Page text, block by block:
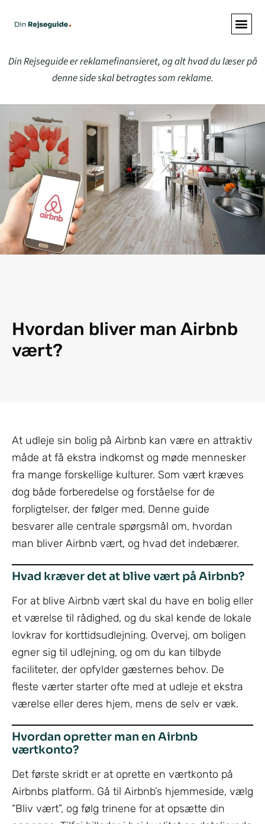
Din Rejseguide er reklamefinansieret, og alt hvad du læser på
denne side skal betragtes som reklame.
Hvordan bliver man Airbnb
vært?
At udleje sin bolig på Airbnb kan være en attraktiv
måde at få ekstra indkomst og møde mennesker
fra mange forskellige kulturer. Som vært kræves
dog både forberedelse og forståelse for de
forpligtelser, der følger med. Denne guide
besvarer alle centrale spørgsmål om, hvordan
man bliver Airbnb vært, og hvad det indebærer.
Hvad kræver det at blive vært på Airbnb?
For at blive Airbnb vært skal du have en bolig eller
et værelse til rådighed, og du skal kende de lokale
lovkrav for korttidsudlejning. Overvej, om boligen
egner sig til udlejning, og om du kan tilbyde
faciliteter, der opfylder gæsternes behov. De
fleste værter starter ofte med at udleje et ekstra
værelse eller deres hjem, mens de selv er væk.
Hvordan opretter man en Airbnb
værtkonto?
Det første skridt er at oprette en værtkonto på
Airbnbs platform. Gå til Airbnb’s hjemmeside, vælg
“Bliv vært”, og følg trinene for at opsætte din